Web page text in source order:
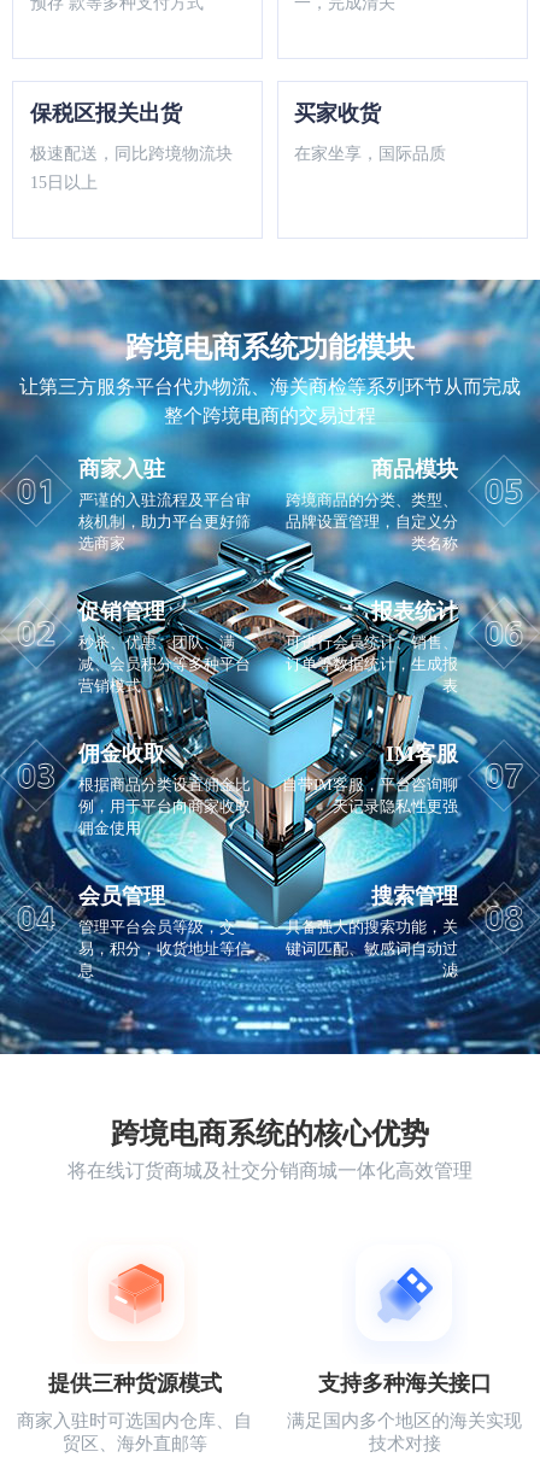
保税区报关出货
极速配送，同比跨境物流块
15日以上
买家收货
在家坐享，国际品质
跨境电商系统功能模块
让第三方服务平台代办物流、海关商检等系列环节从而完成
整个跨境电商的交易过程
商家入驻
严谨的入驻流程及平台审
核机制，助力平台更好筛
选商家
促销管理
秒杀、优惠、团队、满
减、会员积分等多种平台
营销模式
佣金收取
根据商品分类设置佣金比
例，用于平台向商家收取
佣金使用
会员管理
管理平台会员等级，交
易，积分，收货地址等信
息
商品模块
跨境商品的分类、类型、
品牌设置管理，自定义分
类名称
报表统计
可进行会员统计、销售、
订单等数据统计，生成报
表
IM客服
自带IM客服，平台咨询聊
天记录隐私性更强
搜索管理
具备强大的搜索功能，关
键词匹配、敏感词自动过
滤
跨境电商系统的核心优势
将在线订货商城及社交分销商城一体化高效管理
提供三种货源模式
商家入驻时可选国内仓库、自
贸区、海外直邮等
支持多种海关接口
满足国内多个地区的海关实现
技术对接